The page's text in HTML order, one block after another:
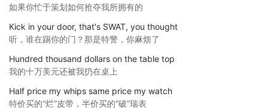
如果你忙于策划如何抢夺我所拥有的
Kick in your door, that's SWAT, you thought
听，谁在踢你的门？那是特警，你麻烦了
Hundred thousand dollars on the table top
我的十万美元还被我扔在桌上
Half price my whips same price my watch
特价买的“烂”皮带，半价买的“破”瑞表